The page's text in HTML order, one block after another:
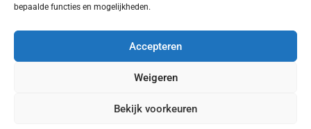
bepaalde functies en mogelijkheden.
Accepteren
Weigeren
Bekijk voorkeuren
Wij van FranekerActueel.nl verzorgen het nieuws
in de Gemeente Waadhoeke. Met als hoofdplaats
Copyright © FranekerActueel 2009-2026